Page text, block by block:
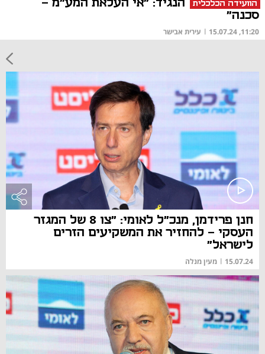
הוועידה הכלכלית
סכנה"
11:20, 15.07.24
| עירית אבישר
חנן פרידמן, מנכ"ל לאומי: "צו 8 של המגזר
העסקי - להחזיר את המשקיעים הזרים
לישראל"
15.07.24
| מעין מנלה